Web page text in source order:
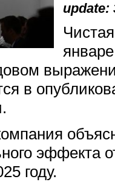
update:
в
эффекта
году.